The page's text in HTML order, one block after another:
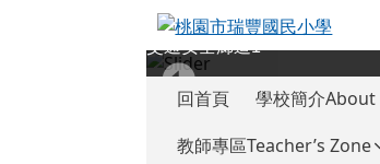
桃園市瑞豐國民小學
交通安全廊道1
回首頁
教師專區Teacher’s Zone